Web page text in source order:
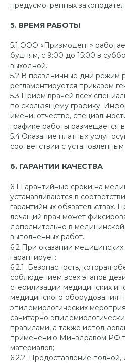
предусмотренных
5. ВРЕМЯ РАБОТЫ
5.1 ООО «Призмодент»
будням, с 9:00 до 15:00 в
выходной.
5.2 В праздничные дни режим
регламентируется приказом
5.3 Прием врачей всех
по скользящему графику.
имени, отчестве,
графике работы размещается
5.4 Оказание платных услуг
соответствии с
6. ГАРАНТИИ КАЧЕСТВА
6.1 Гарантийные сроки на
устанавливаются в
гарантийных обязательствах.
лечащий врач может
дополнительно в медицинской
выполненных работ.
6.2 При оказании медицинских
гарантирует:
6.2.1. Безопасность, которая
соблюдением всех этапов
стерилизации медицинских
медицинского оборудования
эпидемиологических
санитарно-
правилами, а также
применению Минздравом РФ
материалов;
6.2.2. Предоставление полной,
КЛИНИКА
Создаем улыбки с 2006
+7 (347) 298-64-03